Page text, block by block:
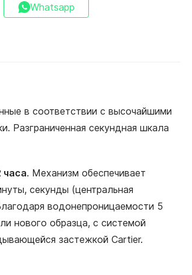
Whatsapp
в соответствии с высочайшими
Разграниченная секундная шкала
часа. Механизм обеспечивает
секунды (центральная
водонепроницаемости 5
нового образца, с системой
застежкой Cartier.